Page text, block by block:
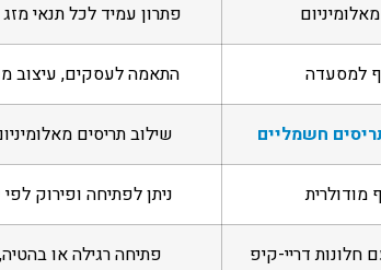
פתרון עמיד לכל תנאי
למסעדה התאמה לעסקים, עיצוב
חשמליים שילוב תריסים
מודולרית ניתן לפתיחה ופירוק
חלונות דריי-קיפ פתיחה רגילה או